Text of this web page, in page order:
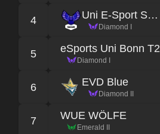
4 Uni E-Sport Saar
Diamond I
5 eSports Uni Bonn T2
Diamond I
6 EVD Blue
Diamond II
7 WUE WÖLFE
Emerald II